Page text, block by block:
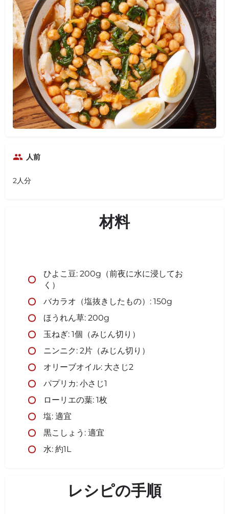
人前
2人分
材料
ひよこ豆: 200g（前夜に水に浸してお
く）
バカラオ（塩抜きしたもの）: 150g
ほうれん草: 200g
玉ねぎ: 1個（みじん切り）
ニンニク: 2片（みじん切り）
オリーブオイル: 大さじ2
パプリカ: 小さじ1
ローリエの葉: 1枚
塩: 適宜
黒こしょう: 適宜
水: 約1L
レシピの手順